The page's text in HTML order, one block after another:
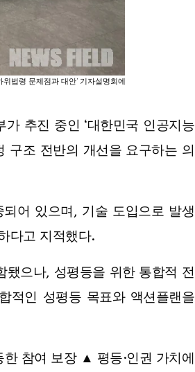
법령 문제점과 대안’ 기자설명회에
추진 중인 ‘대한민국 인공지능
구조 전반의 개선을 요구하는 의
어 있으며, 기술 도입으로 발생
다고 지적했다.
됐으나, 성평등을 위한 통합적 전
적인 성평등 목표와 액션플랜을
참여 보장 ▲ 평등·인권 가치에